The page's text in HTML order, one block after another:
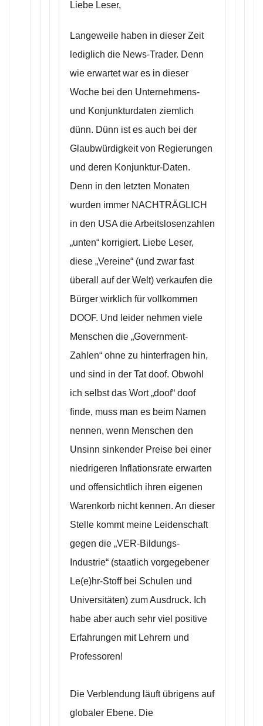
Liebe Leser,
Langeweile haben in dieser Zeit
lediglich die News-Trader. Denn
wie erwartet war es in dieser
Woche bei den Unternehmens-
und Konjunkturdaten ziemlich
dünn. Dünn ist es auch bei der
Glaubwürdigkeit von Regierungen
und deren Konjunktur-Daten.
Denn in den letzten Monaten
wurden immer NACHTRÄGLICH
in den USA die Arbeitslosenzahlen
„unten“ korrigiert. Liebe Leser,
diese „Vereine“ (und zwar fast
überall auf der Welt) verkaufen die
Bürger wirklich für vollkommen
DOOF. Und leider nehmen viele
Menschen die „Government-
Zahlen“ ohne zu hinterfragen hin,
und sind in der Tat doof. Obwohl
ich selbst das Wort „doof“ doof
finde, muss man es beim Namen
nennen, wenn Menschen den
Unsinn sinkender Preise bei einer
niedrigeren Inflationsrate erwarten
und offensichtlich ihren eigenen
Warenkorb nicht kennen. An dieser
Stelle kommt meine Leidenschaft
gegen die „VER-Bildungs-
Industrie“ (staatlich vorgegebener
Le(e)hr-Stoff bei Schulen und
Universitäten) zum Ausdruck. Ich
habe aber auch sehr viel positive
Erfahrungen mit Lehrern und
Professoren!
Die Verblendung läuft übrigens auf
globaler Ebene. Die